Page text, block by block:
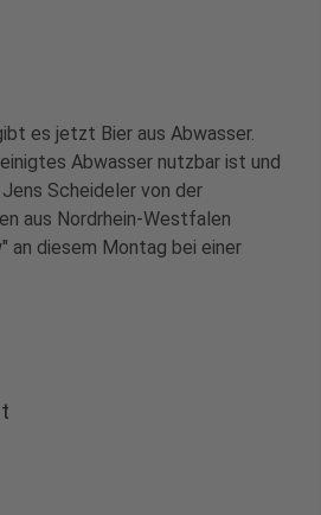
es jetzt Bier aus Abwasser.
Abwasser nutzbar ist und
Scheideler von der
aus Nordrhein-Westfalen
an diesem Montag bei einer